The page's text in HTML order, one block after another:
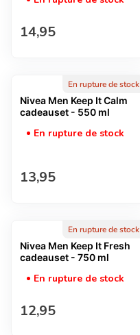
Prix normal
14,95
En rupture de stock
Nivea Men Keep It Calm
cadeauset - 550 ml
En rupture de stock
Prix normal
13,95
En rupture de stock
Nivea Men Keep It Fresh
cadeauset - 750 ml
En rupture de stock
Prix normal
12,95